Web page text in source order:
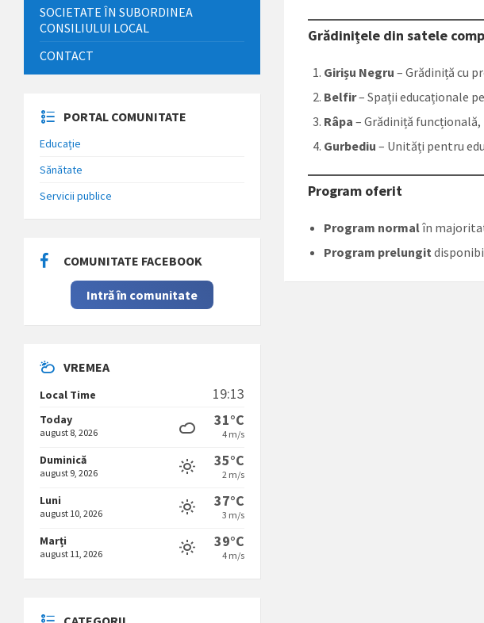
Grădinițele din satele
Girișu Negru – Grădiniță cu
Belfir– Spații educaționale
Râpa – Grădiniță
Gurbediu – Unități pentru
Program oferit
Program normalîn
Program prelungit
SOCIETATE ÎN SUBORDINEA
CONSILIULUI LOCAL
CONTACT
PORTAL COMUNITATE
Educație
Sănătate
Servicii publice
COMUNITATE FACEBOOK
Intră în comunitate
VREMEA
Local Time 19:13
Today
august 8, 2026
31°C
4 m/s
Duminică
august 9, 2026
35°C
2 m/s
Luni
august 10, 2026
37°C
3 m/s
Marți
august 11, 2026
39°C
4 m/s